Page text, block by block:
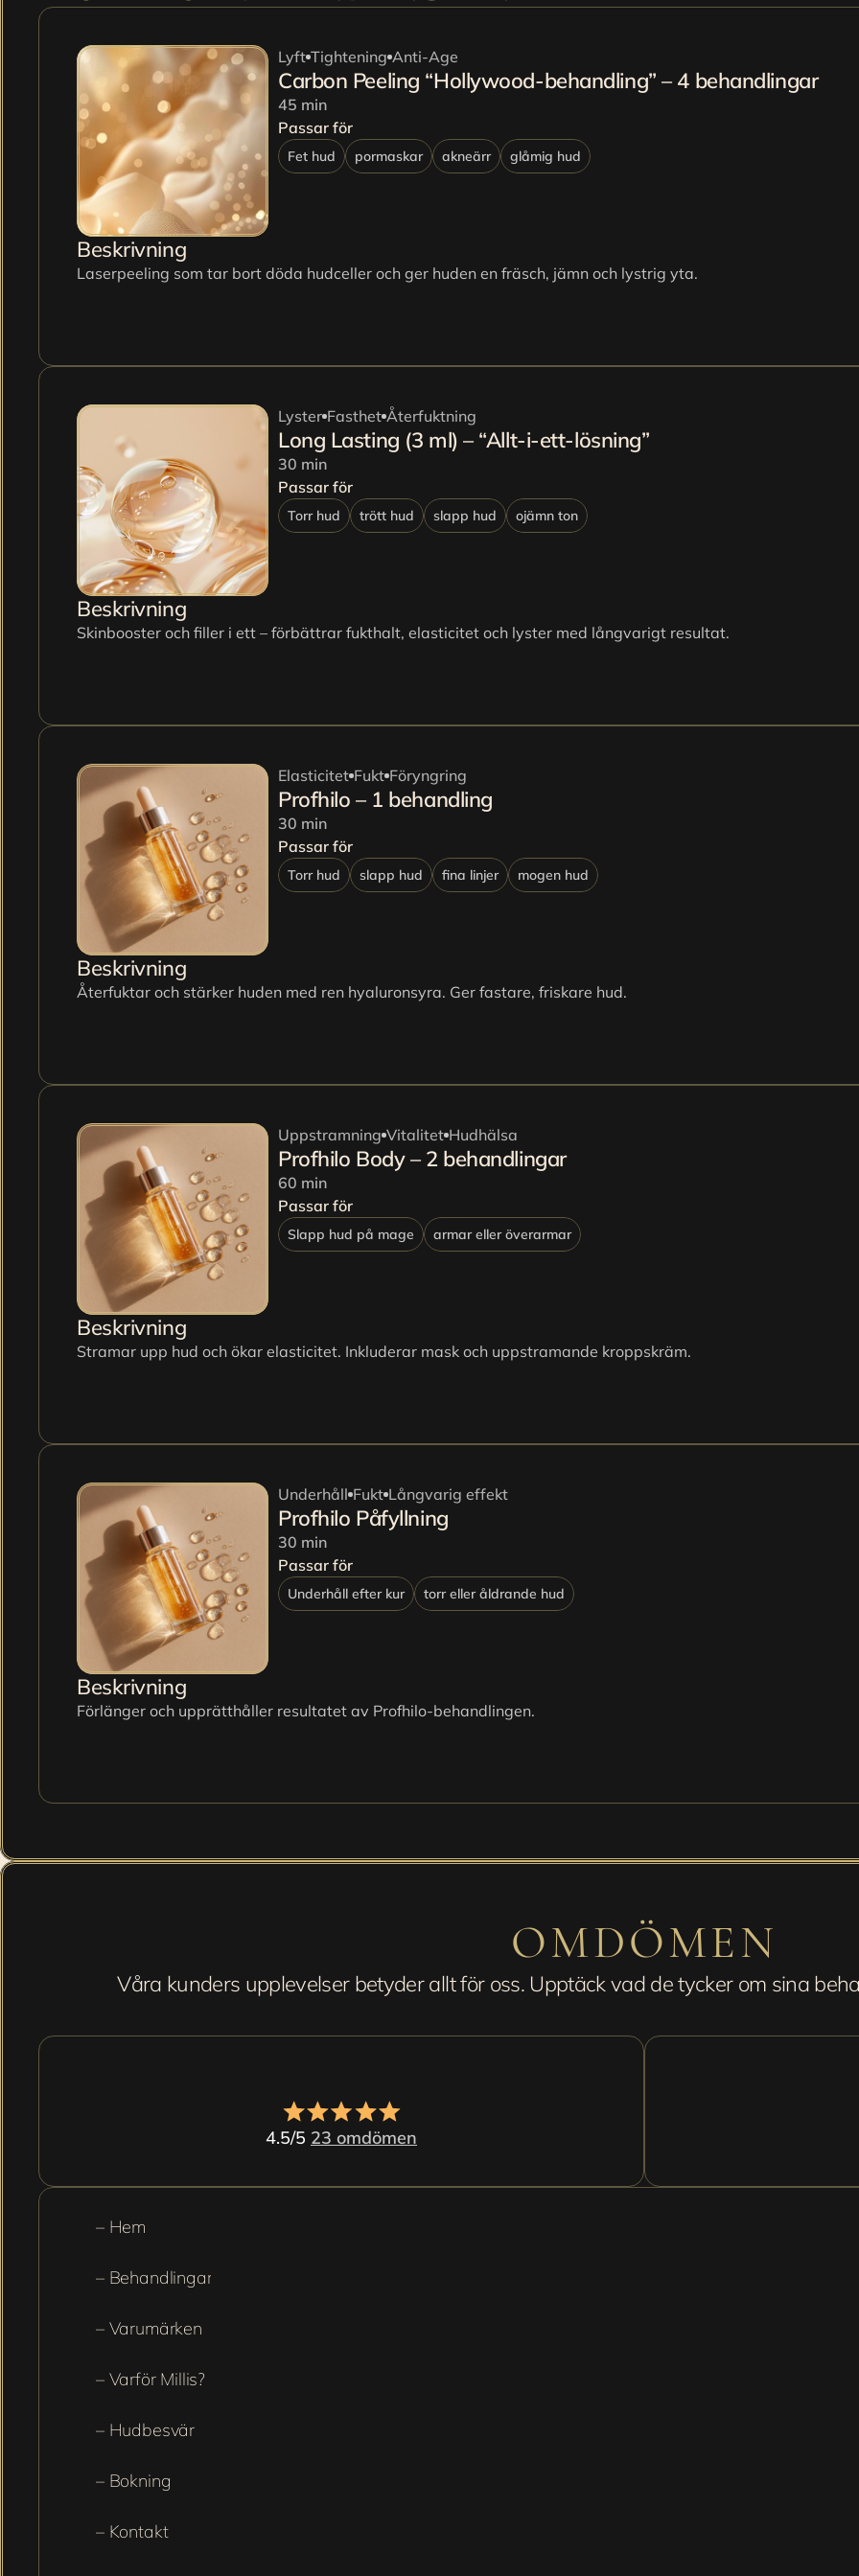
OMDÖMEN
Våra kunders upplevelser betyder allt för oss. Upptäck vad de tycker om sina
4.5/5 23 omdömen
– Hem
– Behandlingar
– Varumärken
– Varför Millis?
– Hudbesvär
– Bokning
– Kontakt
Lyft Tightening Anti-Age
Carbon Peeling “Hollywood-behandling” – 4 behandlingar
45 min
Passar för
Fet hud pormaskar akneärr glåmig hud
Beskrivning
Laserpeeling som tar bort döda hudceller och ger huden en fräsch, jämn och lystrig yta.
Lyster Fasthet Återfuktning
Long Lasting (3 ml) – “Allt-i-ett-lösning”
30 min
Passar för
Torr hud trött hud slapp hud ojämn ton
Beskrivning
Skinbooster och filler i ett – förbättrar fukthalt, elasticitet och lyster med långvarigt resultat.
Elasticitet Fukt Föryngring
Profhilo – 1 behandling
30 min
Passar för
Torr hud slapp hud fina linjer mogen hud
Beskrivning
Återfuktar och stärker huden med ren hyaluronsyra. Ger fastare, friskare hud.
Uppstramning Vitalitet Hudhälsa
Profhilo Body – 2 behandlingar
60 min
Passar för
Slapp hud på mage armar eller överarmar
Beskrivning
Stramar upp hud och ökar elasticitet. Inkluderar mask och uppstramande kroppskräm.
Underhåll Fukt Långvarig effekt
Profhilo Påfyllning
30 min
Passar för
Underhåll efter kur torr eller åldrande hud
Beskrivning
Förlänger och upprätthåller resultatet av Profhilo-behandlingen.